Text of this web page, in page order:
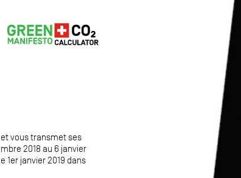
et vous transmet ses
2018 au 6 janvier
1er janvier 2019 dans